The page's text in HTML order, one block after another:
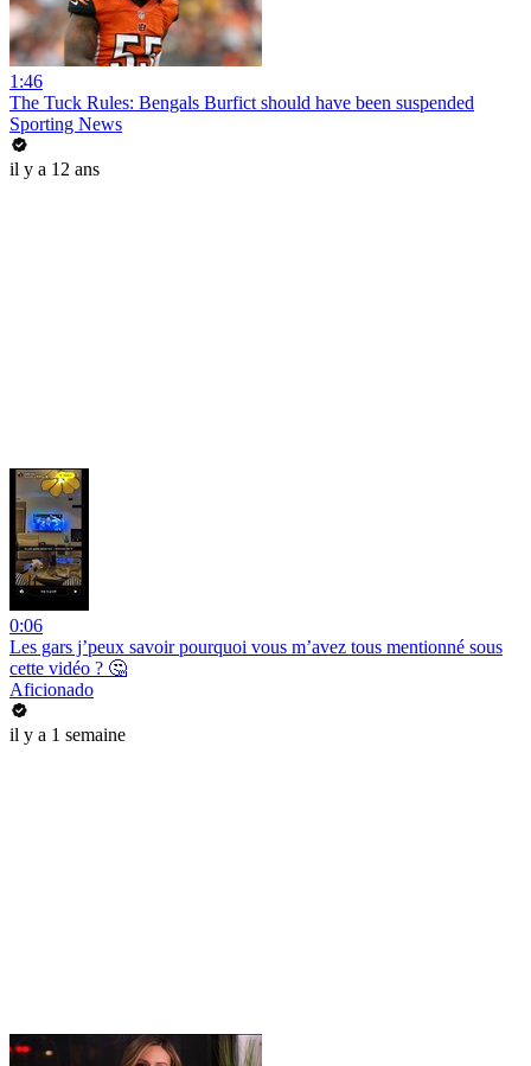
1:46
The Tuck Rules: Bengals Burfict should have been suspended
Sporting News
il y a 12 ans
0:06
Les gars j’peux savoir pourquoi vous m’avez tous mentionné sous
cette vidéo ? 🤔
Aficionado
il y a 1 semaine